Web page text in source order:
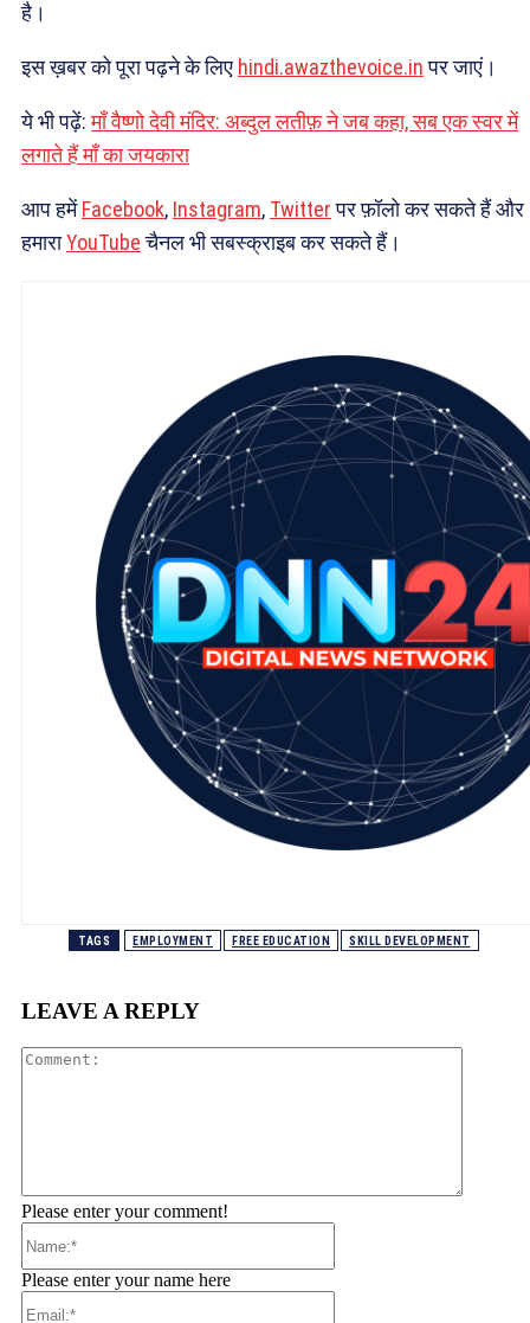
है।
इस ख़बर को पूरा पढ़ने के लिए hindi.awazthevoice.inपर जाएं।
ये भी पढ़ें:माँ वैष्णो देवी मंदिर: अब्दुल लतीफ़ ने जब कहा, सब एक स्वर में
लगाते हैं माँ का जयकारा
आप हमेंFacebook, Instagram, Twitterपर फ़ॉलो कर सकते हैं और
हमाराYouTubeचैनल भी सबस्क्राइब कर सकते हैं।
TAGS EMPLOYMENT FREE EDUCATION SKILL DEVELOPMENT
LEAVE A REPLY
Please enter your comment!
Please enter your name here